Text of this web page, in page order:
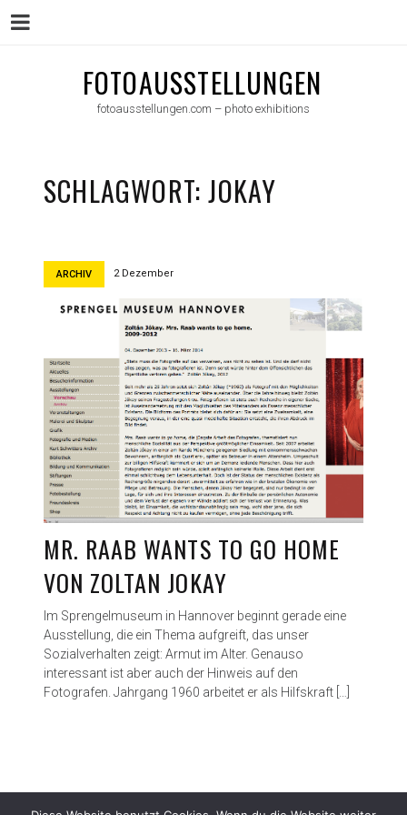
FOTOAUSSTELLUNGEN
fotoausstellungen.com – photo exhibitions
SCHLAGWORT:JOKAY
ARCHIV 2 Dezember
MR. RAAB WANTS TO GO HOME
VON ZOLTAN JOKAY
Im Sprengelmuseum in Hannover beginnt gerade eine
Ausstellung, die ein Thema aufgreift, das unser
Sozialverhalten zeigt: Armut im Alter. Genauso
interessant ist aber auch der Hinweis auf den
Fotografen. Jahrgang 1960 arbeitet er als Hilfskraft […]
Menu